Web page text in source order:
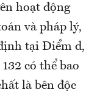
hoạt động
và pháp lý,
tại Điểm d,
có thể bao
là bên độc